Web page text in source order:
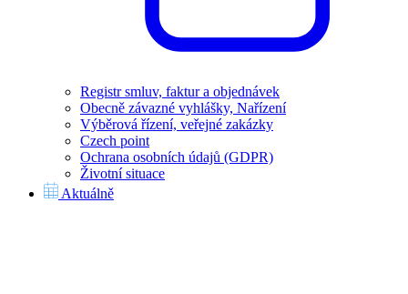
Registr smluv, faktur a objednávek
Obecně závazné vyhlášky, Nařízení
Výběrová řízení, veřejné zakázky
Czech point
Ochrana osobních údajů (GDPR)
Životní situace
Aktuálně